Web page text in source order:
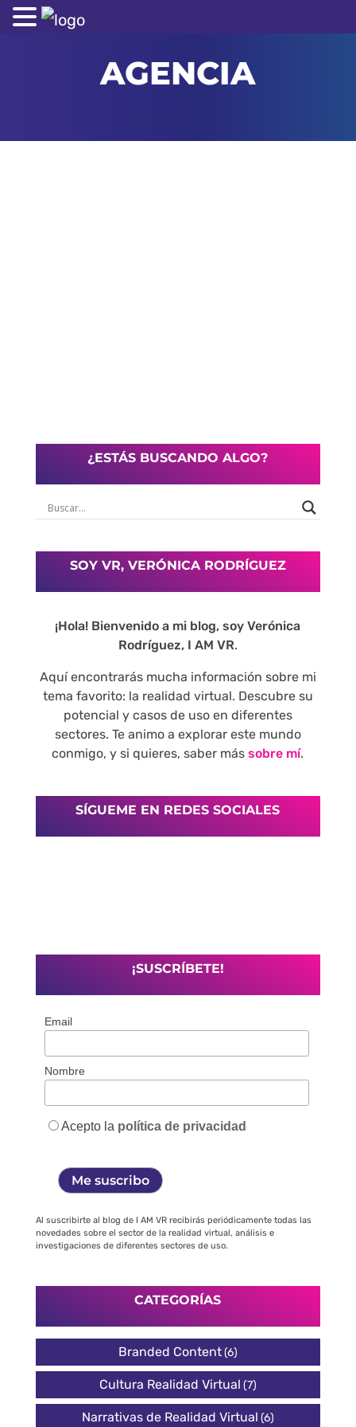
AGENCIA
¿ESTÁS BUSCANDO ALGO?
SOY VR, VERÓNICA RODRÍGUEZ
¡Hola! Bienvenido a mi blog, soy Verónica
Rodríguez, I AM VR.
Aquí encontrarás mucha información sobre mi
tema favorito: la realidad virtual. Descubre su
potencial y casos de uso en diferentes
sectores. Te animo a explorar este mundo
conmigo, y si quieres, saber mássobre mí.
SÍGUEME EN REDES SOCIALES
¡SUSCRÍBETE!
Email
Nombre
Acepto la política de privacidad
Al suscribirte al blog de I AM VR recibirás periódicamente todas las
novedades sobre el sector de la realidad virtual, análisis e
investigaciones de diferentes sectores de uso.
CATEGORÍAS
Branded Content(6)
Cultura Realidad Virtual (7)
Narrativas de Realidad Virtual (6)